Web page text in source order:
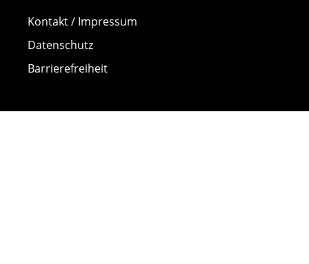
Kontakt / Impressum
Datenschutz
Barrierefreiheit